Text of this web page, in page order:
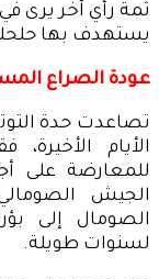
ثمة رأي آخر يرى
يستهدف بها
عودة الصراع
تصاعدت حدة
الأيام
للمعارضة على
الجيش
الصومال إلى
لسنوات طويلة.